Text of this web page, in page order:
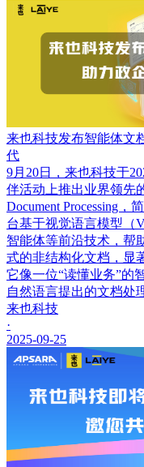
来也科技发布智能体文
代
9月20日，来也科技于
伴活动上推出业界领先
Document Processing
台基于视觉语言模型（
智能体等前沿技术，帮
式的非结构化文档，显
它像一位“读懂业务”的
自然语言提出的文档处
来也科技
·
2025-09-25